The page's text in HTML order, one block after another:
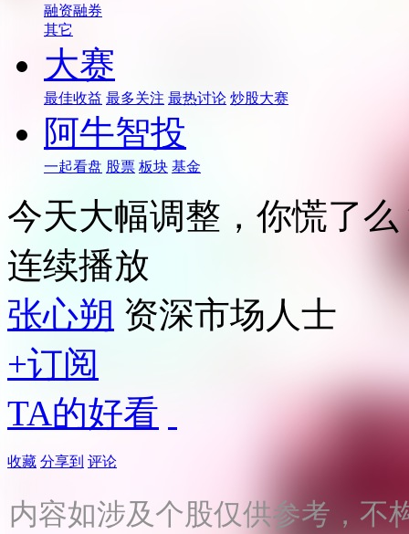
融资融券
其它
大赛
最佳收益 最多关注 最热讨论 炒股大赛
阿牛智投
一起看盘 股票 板块 基金
今天大幅调整，你慌了么
连续播放
张心朔 资深市场人士
+订阅
TA的好看
收藏 分享到 评论
内容如涉及个股仅供参考，不